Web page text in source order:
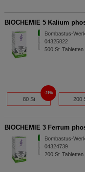
BIOCHEMIE 5 Kalium
Bombastus-
04325822
500 St Tabletten
80 St
21%
200
BIOCHEMIE 3 Ferrum
Bombastus-
04324739
200 St Tabletten